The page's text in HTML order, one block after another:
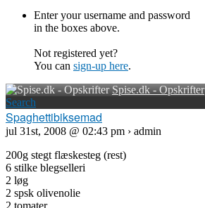
Enter your username and password
in the boxes above.
Not registered yet?
You can sign-up here.
Spise.dk - Opskrifter
Search
Spaghettibiksemad
jul 31st, 2008 @ 02:43 pm › admin
200g stegt flæskesteg (rest)
6 stilke blegselleri
2 løg
2 spsk olivenolie
2 tomater